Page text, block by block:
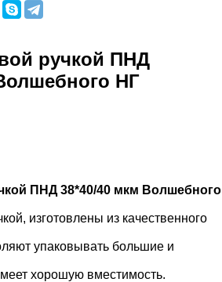
ручкой ПНД
НГ
ПНД 38*40/40 мкм Волшебного
изготовлены из качественного
упаковывать большие и
хорошую вместимость.